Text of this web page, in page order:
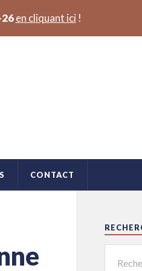
en cliquant ici !
CONTACT